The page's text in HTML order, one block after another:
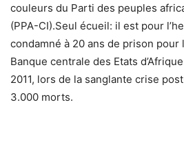
couleurs du Parti des peuples
(PPA-CI).Seul écueil: il est pour
condamné à 20 ans de prison pour
Banque centrale des Etats
2011, lors de la sanglante crise
3.000 morts.